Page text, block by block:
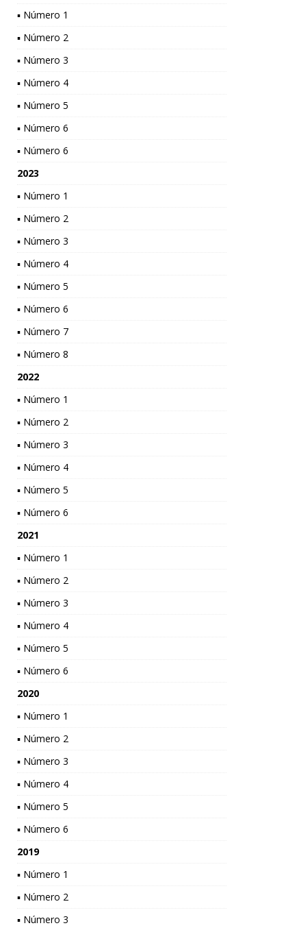
▪ Número 1
▪ Número 2
▪ Número 3
▪ Número 4
▪ Número 5
▪ Número 6
▪ Número 6
2023
▪ Número 1
▪ Número 2
▪ Número 3
▪ Número 4
▪ Número 5
▪ Número 6
▪ Número 7
▪ Número 8
2022
▪ Número 1
▪ Número 2
▪ Número 3
▪ Número 4
▪ Número 5
▪ Número 6
2021
▪ Número 1
▪ Número 2
▪ Número 3
▪ Número 4
▪ Número 5
▪ Número 6
2020
▪ Número 1
▪ Número 2
▪ Número 3
▪ Número 4
▪ Número 5
▪ Número 6
2019
▪ Número 1
▪ Número 2
▪ Número 3